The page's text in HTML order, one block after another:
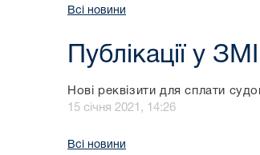
Всі новини
Публікації у ЗМІ
Нові реквізити для сплати
15 січня 2021, 14:26
Всі новини